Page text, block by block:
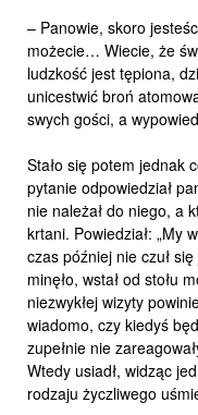
– Panowie, skoro
możecie… Wiecie, że
ludzkość jest tępiona,
unicestwić broń
swych gości, a
Stało się potem jednak
pytanie odpowiedział
nie należał do niego, a
krtani. Powiedział: „My
czas później nie czuł
minęło, wstał od stołu
niezwykłej wizyty
wiadomo, czy kiedyś
zupełnie nie
Wtedy usiadł, widząc
rodzaju życzliwego